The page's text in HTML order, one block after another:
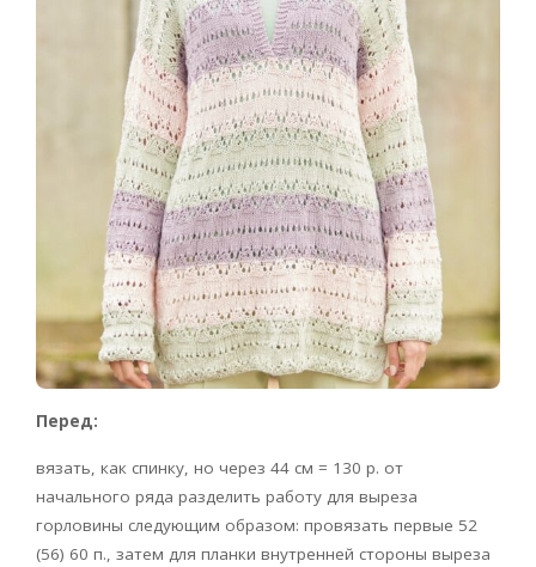
Перед:
вязать, как спинку, но через 44 см = 130 р. от
начального ряда разделить работу для выреза
горловины следующим образом: провязать первые 52
(56) 60 п., затем для планки внутренней стороны выреза